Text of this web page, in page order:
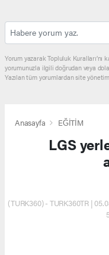
Yorum yazarak Topluluk Kuralları’nı
yorumunuzla ilgili doğrudan veya
Yazılan tüm yorumlardan site
Anasayfa EĞİTİM
LGS
(TURK360) - TURK360TR |